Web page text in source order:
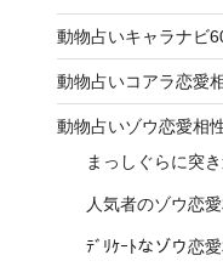
動物占いキャラナビ
動物占いコアラ恋愛
動物占いゾウ恋愛相
まっしぐらに突
人気者のゾウ恋
ﾃﾞﾘｹｰﾄなゾウ恋